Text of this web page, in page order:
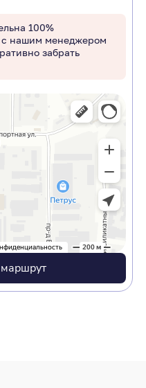
100%
с нашим менеджером
забрать